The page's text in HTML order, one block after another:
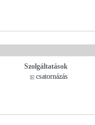
Szolgáltatások
csatornázás